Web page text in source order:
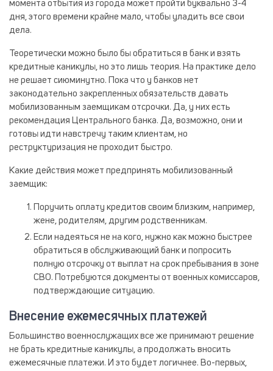
момента отбытия из города может пройти буквально 3-4
дня, этого времени крайне мало, чтобы уладить все свои
дела.
Теоретически можно было бы обратиться в банк и взять
кредитные каникулы, но это лишь теория. На практике дело
не решает сиюминутно. Пока что у банков нет
законодательно закрепленных обязательств давать
мобилизованным заемщикам отсрочки. Да, у них есть
рекомендация Центрального банка. Да, возможно, они и
готовы идти навстречу таким клиентам, но
реструктуризация не проходит быстро.
Какие действия может предпринять мобилизованный
заемщик:
Поручить оплату кредитов своим близким, например,
жене, родителям, другим родственникам.
Если надеяться не на кого, нужно как можно быстрее
обратиться в обслуживающий банк и попросить
полную отсрочку от выплат на срок пребывания в зоне
СВО. Потребуются документы от военных комиссаров,
подтверждающие ситуацию.
Внесение ежемесячных платежей
Большинство военнослужащих все же принимают решение
не брать кредитные каникулы, а продолжать вносить
ежемесячные платежи. И это будет логичнее. Во-первых,